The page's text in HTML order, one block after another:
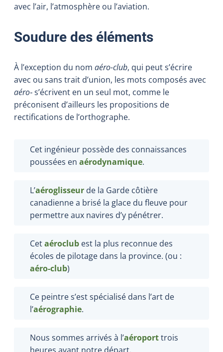
avec l’air, l’atmosphère ou l’aviation.
Soudure des éléments
À l’exception du nom aéro-club, qui peut s’écrire
avec ou sans trait d’union, les mots composés avec
aéro‑s’écrivent en un seul mot, comme le
préconisent d’ailleurs les propositions de
rectifications de l’orthographe.
Cet ingénieur possède des connaissances
poussées en aérodynamique.
L’aéroglisseur de la Garde côtière
canadienne a brisé la glace du fleuve pour
permettre aux navires d’y pénétrer.
Cetaéroclub est la plus reconnue des
écoles de pilotage dans la province. (ou :
aéro-club)
Ce peintre s’est spécialisé dans l’art de
l’aérographie.
Nous sommes arrivés à l’aéroporttrois
heures avant notre départ.